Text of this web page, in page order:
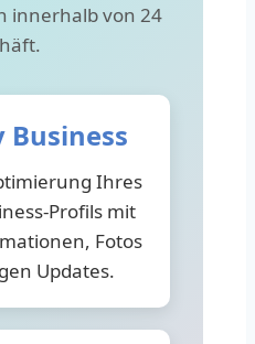
innerhalb von 24
Business
Ihres
Profils mit
Fotos
Updates.